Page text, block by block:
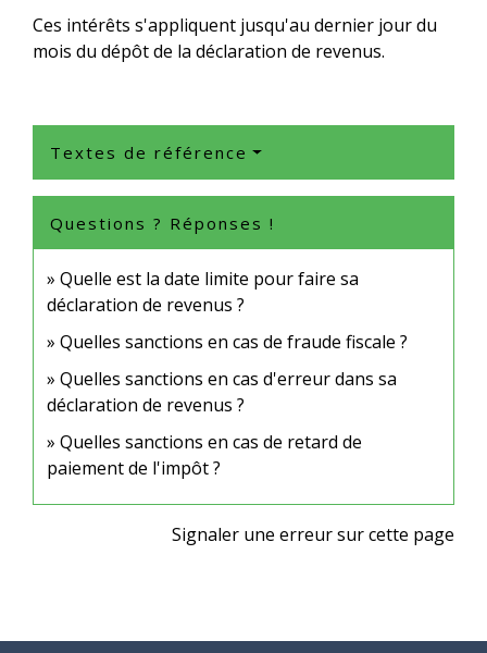
Ces intérêts s'appliquent jusqu'au dernier jour du
mois du dépôt de la déclaration de revenus.
Textes de référence
Questions ? Réponses !
Quelle est la date limite pour faire sa
déclaration de revenus ?
Quelles sanctions en cas de fraude fiscale ?
Quelles sanctions en cas d'erreur dans sa
déclaration de revenus ?
Quelles sanctions en cas de retard de
paiement de l'impôt ?
Signaler une erreur sur cette page